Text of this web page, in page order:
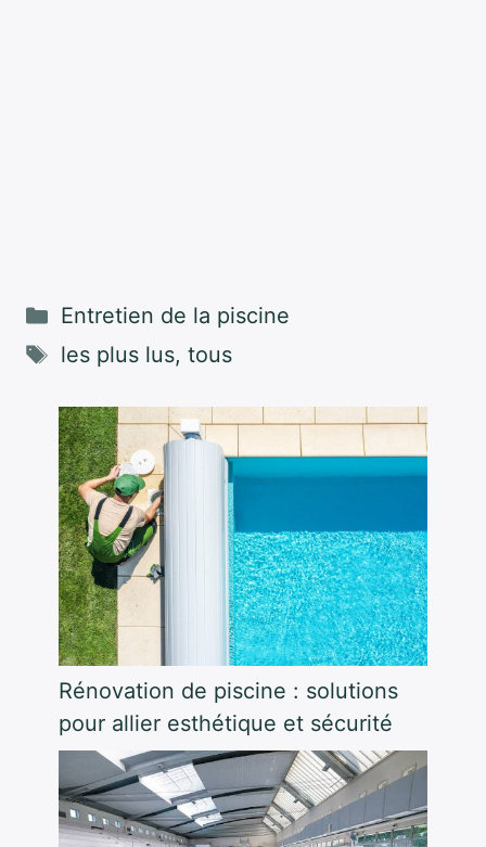
Catégories
Entretien de la piscine
Étiquettes
les plus lus, tous
Rénovation de piscine : solutions
pour allier esthétique et sécurité